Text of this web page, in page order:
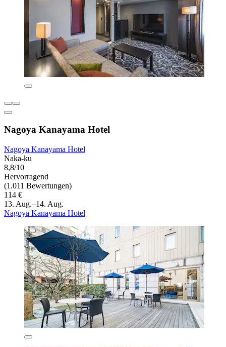
Nagoya Kanayama Hotel
Nagoya Kanayama Hotel
Naka-ku
8,8/10
Hervorragend
(1.011 Bewertungen)
114 €
13. Aug.–14. Aug.
Nagoya Kanayama Hotel